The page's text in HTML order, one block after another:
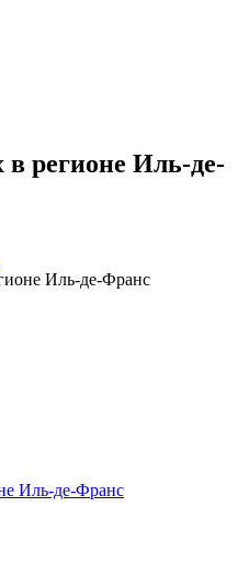
регионе Иль-де-
Иль-де-Франс